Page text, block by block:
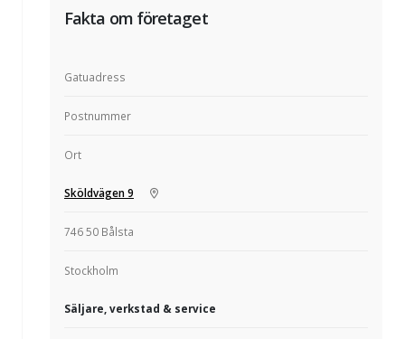
Fakta om företaget
Gatuadress
Postnummer
Ort
Sköldvägen 9
746 50 Bålsta
Stockholm
Säljare, verkstad & service